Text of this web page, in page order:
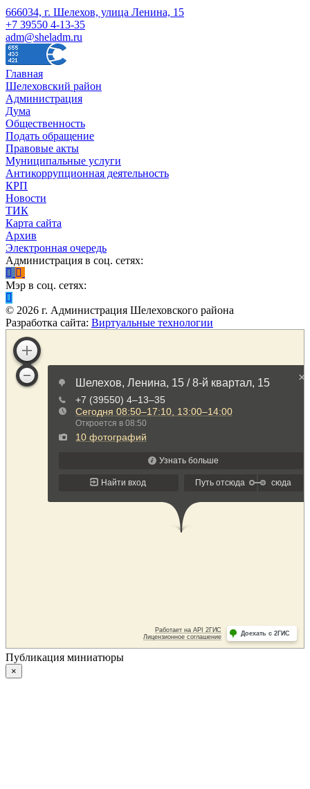
666034, г. Шелехов, улица Ленина, 15
+7 39550 4-13-35
adm@sheladm.ru
Главная
Шелеховский район
Администрация
Дума
Общественность
Подать обращение
Правовые акты
Муниципальные услуги
Антикоррупционная деятельность
КРП
Новости
ТИК
Карта сайта
Архив
Электронная очередь
Администрация в соц. сетях:
Мэр в соц. сетях:
© 2026 г. Администрация Шелеховского района
Разработка сайта: Виртуальные технологии
Публикация миниатюры
×